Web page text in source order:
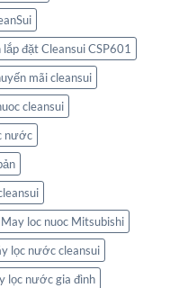
đặt Cleansui CSP601
mãi cleansui
cleansui
nước
May loc nuoc Mitsubishi
lọc nước cleansui
lọc nước gia đình